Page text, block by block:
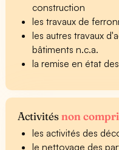
construction
les travaux de
les autres travaux
bâtiments n.c.a.
la remise en état
Activitésnon
les activités des
le nettoyage des